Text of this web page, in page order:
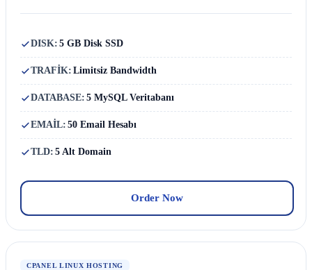
DISK: 5 GB Disk SSD
TRAFİK: Limitsiz Bandwidth
DATABASE: 5 MySQL Veritabanı
EMAİL: 50 Email Hesabı
TLD: 5 Alt Domain
Order Now
CPANEL LINUX HOSTING